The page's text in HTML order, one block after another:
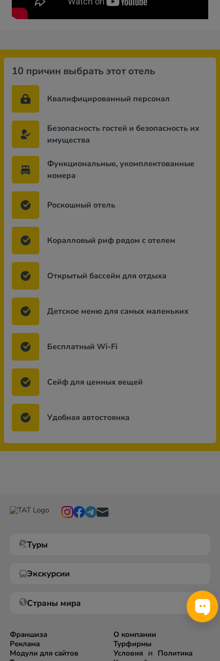
10 причин выбрать этот отель
Квалифицированный персонал
Безопасность гостей и безопасность их
имущества
Функциональные, укомплектованные
номера
Роскошный отель
Коралловый риф рядом с отелем
Открытый бассейн для отдыха
Детское меню для самых маленьких
Бесплатный Wi-Fi
Сейф для ценных вещей
Удобная автостоянка
Туры
Экскурсии
Страны мира
Франшиза
Реклама
Модули для сайтов
О компании
Турфирмы
Условияи Политика